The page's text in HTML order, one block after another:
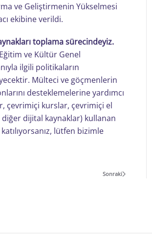
ve Geliştirmenin Yükselmesi
ekibine verildi.
toplama sürecindeyiz.
ve Kültür Genel
ilgili politikaların
Mülteci ve göçmenlerin
desteklemelerine yardımcı
çevrimiçi kurslar, çevrimiçi el
dijital kaynaklar) kullanan
lütfen bizimle
Sonraki